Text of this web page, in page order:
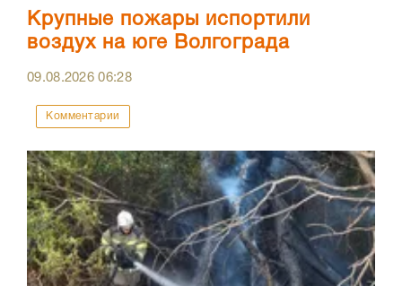
Крупные пожары испортили
воздух на юге Волгограда
09.08.202606:28
Комментарии